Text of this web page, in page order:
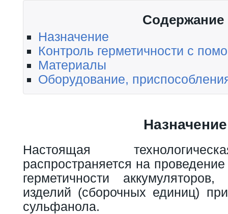
Содержание
Назначение
Контроль герметичности с
Материалы
Оборудование,
Назначение
Настоящая
распространяется на
герметичности
изделий (сборочных единиц)
сульфанола.